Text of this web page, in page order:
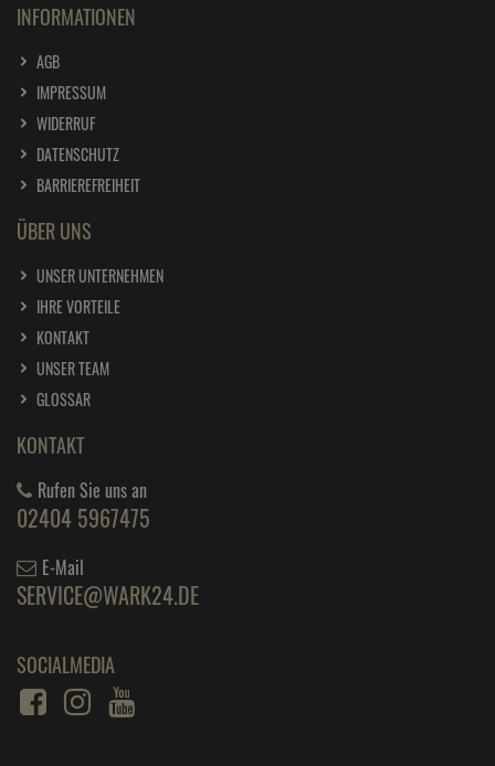
INFORMATIONEN
AGB
IMPRESSUM
WIDERRUF
DATENSCHUTZ
BARRIEREFREIHEIT
ÜBER UNS
UNSER UNTERNEHMEN
IHRE VORTEILE
KONTAKT
UNSER TEAM
GLOSSAR
KONTAKT
Rufen Sie uns an
02404 5967475
E-Mail
SERVICE@WARK24.DE
SOCIALMEDIA